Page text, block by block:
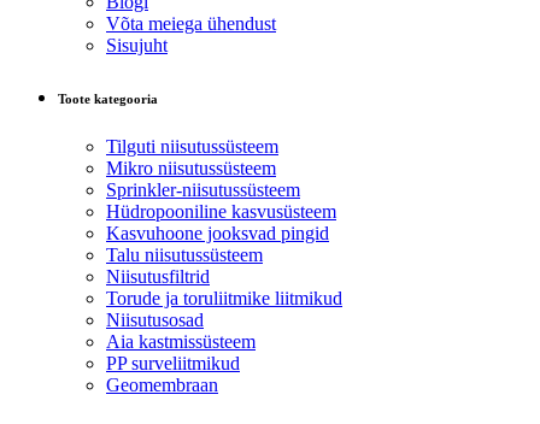
Võta meiega ühendust
Sisujuht
Toote kategooria
Tilguti niisutussüsteem
Mikro niisutussüsteem
Sprinkler-niisutussüsteem
Hüdropooniline kasvusüsteem
Kasvuhoone jooksvad pingid
Talu niisutussüsteem
Niisutusfiltrid
Torude ja toruliitmike liitmikud
Niisutusosad
Aia kastmissüsteem
PP surveliitmikud
Geomembraan